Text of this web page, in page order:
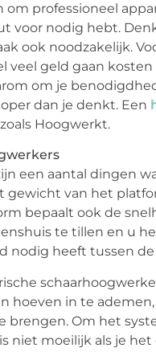
professioneel
voor nodig hebt.
ook noodzakelijk.
veel geld gaan
om je
dan je denkt. Een
Hoogwerkt.
een aantal dingen
van het
bepaalt ook de
te tillen en u
nodig heeft tussen
hoeven in te
Om het
niet moeilijk als je